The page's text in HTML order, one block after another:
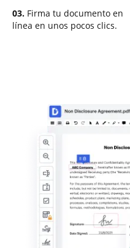
03. Firma tu documento en
línea en unos pocos clics.